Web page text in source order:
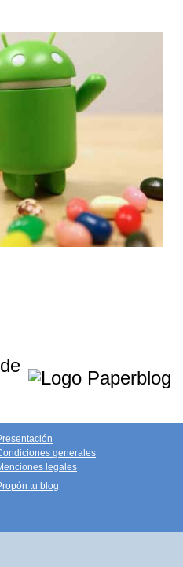
generales
legales
tu blog